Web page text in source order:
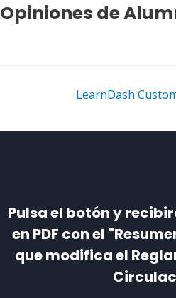
Opiniones de
LearnDash
Pulsa el botón y
en PDF con el
que modifica el